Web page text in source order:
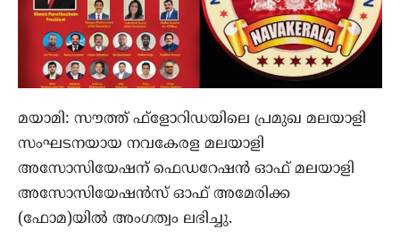
മയാമി: സൗത്ത് ഫ്‌ളോറിഡയിലെ പ്രമുഖ മലയാളി
സംഘടനയായ നവകേരള മലയാളി
അസോസിയേഷന് ഫെഡറേഷന്‍ ഓഫ് മലയാളി
അസോസിയേഷന്‍സ് ഓഫ് അമേരിക്ക
(ഫോമ)യില്‍ അംഗത്വം ലഭിച്ചു.